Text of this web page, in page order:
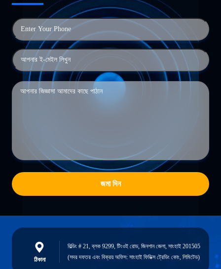
জমা দিন
ঠিকানা
বিল্ডিং # 21, ব্লক 9299, টিংওই রোড, জিনশান জেলা, সাংহাই 201505
(সদর দফতর এবং বিক্রয় অফিস: সাংহাই ফিডিক্স ট্রেডিং কোং, লিমিটেড)